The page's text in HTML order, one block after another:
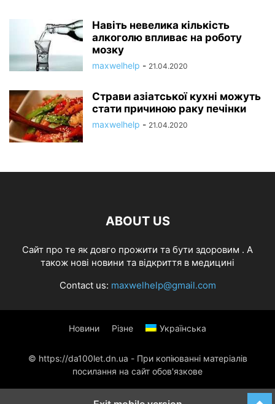
Навіть невелика кількість
алкоголю впливає на роботу
мозку
maxwelhelp - 21.04.2020
Страви азіатської кухні можуть
стати причиною раку печінки
maxwelhelp - 21.04.2020
ABOUT US
Cайт про те як довго прожити та бути здоровим . А
також нові новини та відкриття в медицині
Contact us: maxwelhelp@gmail.com
Новини Різне Українська
© https://da100let.dn.ua - При копіюванні матеріалів
посилання на сайт обов'язкове